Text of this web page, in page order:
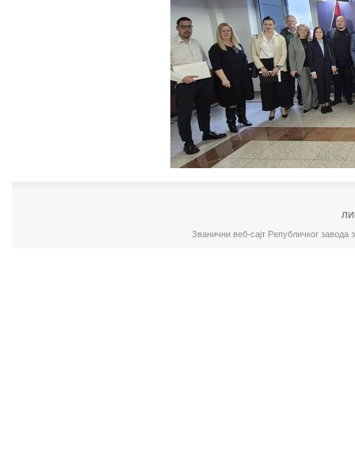
Званични веб-сајт Републичког